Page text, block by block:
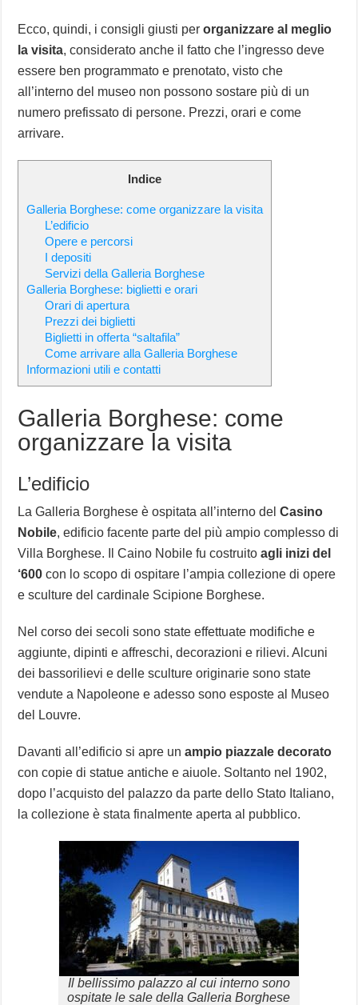
Ecco, quindi, i consigli giusti perorganizzare al meglio
la visita, considerato anche il fatto che l’ingresso deve
essere ben programmato e prenotato, visto che
all’interno del museo non possono sostare più di un
numero prefissato di persone. Prezzi, orari e come
arrivare.
Indice
Galleria Borghese: come organizzare la visita
L’edificio
Opere e percorsi
I depositi
Servizi della Galleria Borghese
Galleria Borghese: biglietti e orari
Orari di apertura
Prezzi dei biglietti
Biglietti in offerta “saltafila”
Come arrivare alla Galleria Borghese
Informazioni utili e contatti
Galleria Borghese: come
organizzare la visita
L’edificio
La Galleria Borghese è ospitata all’interno delCasino
Nobile, edificio facente parte del più ampio complesso di
Villa Borghese. Il Caino Nobile fu costruitoagli inizi del
‘600 con lo scopo di ospitare l’ampia collezione di opere
e sculture del cardinale Scipione Borghese.
Nel corso dei secoli sono state effettuate modifiche e
aggiunte, dipinti e affreschi, decorazioni e rilievi. Alcuni
dei bassorilievi e delle sculture originarie sono state
vendute a Napoleone e adesso sono esposte al Museo
del Louvre.
Davanti all’edificio si apre unampio piazzale decorato
con copie di statue antiche e aiuole. Soltanto nel 1902,
dopo l’acquisto del palazzo da parte dello Stato Italiano,
la collezione è stata finalmente aperta al pubblico.
Il bellissimo palazzo al cui interno sono
ospitate le sale della Galleria Borghese